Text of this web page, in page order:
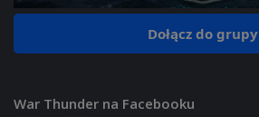
Dołącz do grupy
War Thunder na Facebooku